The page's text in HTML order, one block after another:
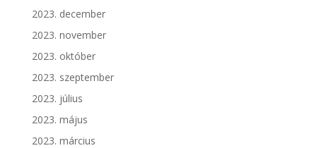
2023. december
2023. november
2023. október
2023. szeptember
2023. július
2023. május
2023. március